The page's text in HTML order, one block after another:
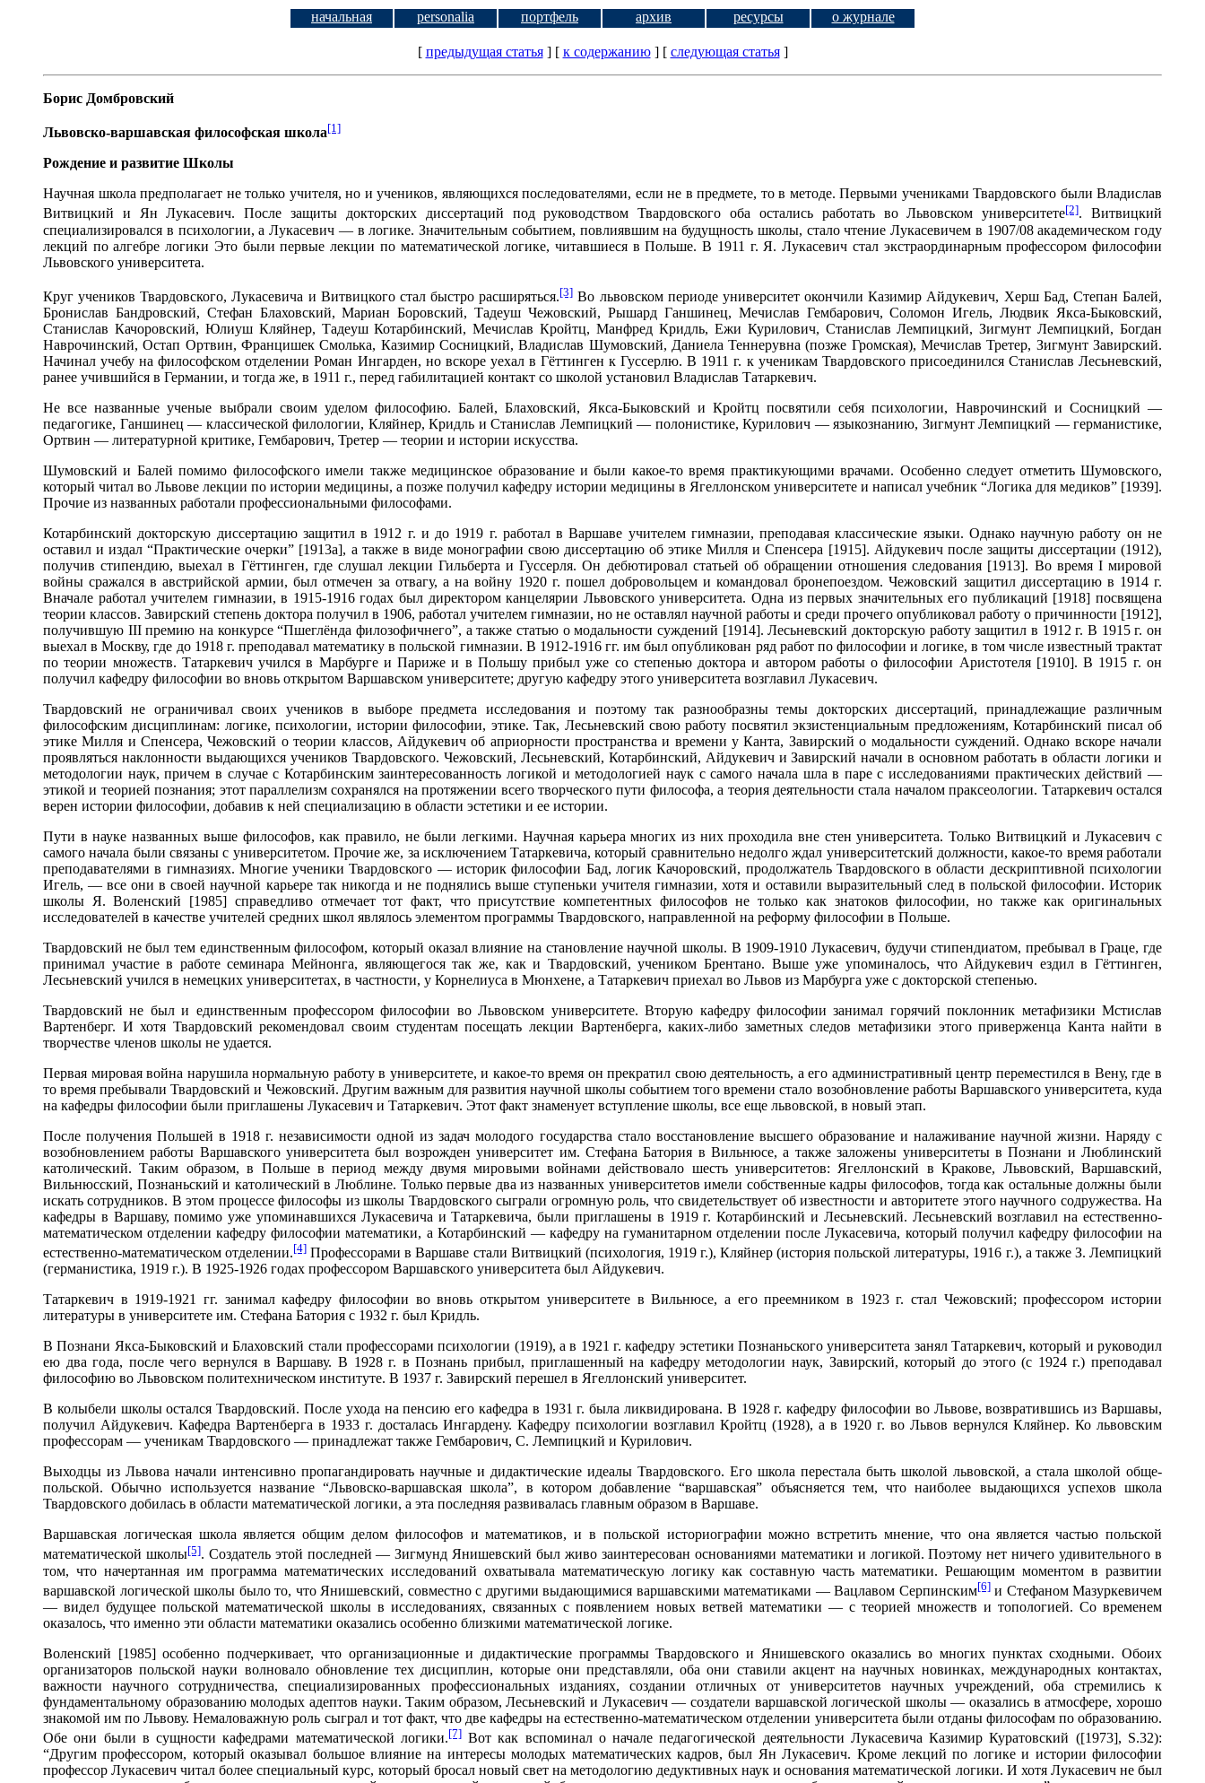
начальная personalia портфель архив ресурсы о журнале
[ предыдущая статья] [ к содержанию] [ следующая статья]
Борис Домбровский
Львовско-варшавская философская школа[1]
Рождение и развитие Школы
Научная школа предполагает не только учителя, но и учеников, являющихся последователями, если не в предмете, то в методе. Первыми учениками Твардовского были Владислав
Витвицкий и Ян Лукасевич. После защиты докторских диссертаций под руководством Твардовского оба остались работать во Львовском университете[2]. Витвицкий
специализировался в психологии, а Лукасевич — в логике. Значительным событием, повлиявшим на будущность школы, стало чтение Лукасевичем в 1907/08 академическом году
лекций по алгебре логики Это были первые лекции по математической логике, читавшиеся в Польше. В 1911 г. Я. Лукасевич стал экстраординарным профессором философии
Львовского университета.
Круг учеников Твардовского, Лукасевича и Витвицкого стал быстро расширяться.[3] Во львовском периоде университет окончили Казимир Айдукевич, Херш Бад, Степан Балей,
Бронислав Бандровский, Стефан Блаховский, Мариан Боровский, Тадеуш Чежовский, Рышард Ганшинец, Мечислав Гембарович, Соломон Игель, Людвик Якса-Быковский,
Станислав Качоровский, Юлиуш Кляйнер, Тадеуш Котарбинский, Мечислав Кройтц, Манфред Кридль, Ежи Курилович, Станислав Лемпицкий, Зигмунт Лемпицкий, Богдан
Наврочинский, Остап Ортвин, Францишек Смолька, Казимир Сосницкий, Владислав Шумовский, Даниела Теннерувна (позже Громская), Мечислав Третер, Зигмунт Завирский.
Начинал учебу на философском отделении Роман Ингарден, но вскоре уехал в Гёттинген к Гуссерлю. В 1911 г. к ученикам Твардовского присоединился Станислав Лесьневский,
ранее учившийся в Германии, и тогда же, в 1911 г., перед габилитацией контакт со школой установил Владислав Татаркевич.
Не все названные ученые выбрали своим уделом философию. Балей, Блаховский, Якса-Быковский и Кройтц посвятили себя психологии, Наврочинский и Сосницкий —
педагогике, Ганшинец — классической филологии, Кляйнер, Кридль и Станислав Лемпицкий — полонистике, Курилович — языкознанию, Зигмунт Лемпицкий — германистике,
Ортвин — литературной критике, Гембарович, Третер — теории и истории искусства.
Шумовский и Балей помимо философского имели также медицинское образование и были какое-то время практикующими врачами. Особенно следует отметить Шумовского,
который читал во Львове лекции по истории медицины, а позже получил кафедру истории медицины в Ягеллонском университете и написал учебник “Логика для медиков” [1939].
Прочие из названных работали профессиональными философами.
Котарбинский докторскую диссертацию защитил в 1912 г. и до 1919 г. работал в Варшаве учителем гимназии, преподавая классические языки. Однако научную работу он не
оставил и издал “Практические очерки” [1913а], а также в виде монографии свою диссертацию об этике Милля и Спенсера [1915]. Айдукевич после защиты диссертации (1912),
получив стипендию, выехал в Гёттинген, где слушал лекции Гильберта и Гуссерля. Он дебютировал статьей об обращении отношения следования [1913]. Во время І мировой
войны сражался в австрийской армии, был отмечен за отвагу, а на войну 1920 г. пошел добровольцем и командовал бронепоездом. Чежовский защитил диссертацию в 1914 г.
Вначале работал учителем гимназии, в 1915-1916 годах был директором канцелярии Львовского университета. Одна из первых значительных его публикаций [1918] посвящена
теории классов. Завирский степень доктора получил в 1906, работал учителем гимназии, но не оставлял научной работы и среди прочего опубликовал работу о причинности [1912],
получившую ІІІ премию на конкурсе “Пшеглёнда филозофичнего”, а также статью о модальности суждений [1914]. Лесьневский докторскую работу защитил в 1912 г. В 1915 г. он
выехал в Москву, где до 1918 г. преподавал математику в польской гимназии. В 1912-1916 гг. им был опубликован ряд работ по философии и логике, в том числе известный трактат
по теории множеств. Татаркевич учился в Марбурге и Париже и в Польшу прибыл уже со степенью доктора и автором работы о философии Аристотеля [1910]. В 1915 г. он
получил кафедру философии во вновь открытом Варшавском университете; другую кафедру этого университета возглавил Лукасевич.
Твардовский не ограничивал своих учеников в выборе предмета исследования и поэтому так разнообразны темы докторских диссертаций, принадлежащие различным
философским дисциплинам: логике, психологии, истории философии, этике. Так, Лесьневский свою работу посвятил экзистенциальным предложениям, Котарбинский писал об
этике Милля и Спенсера, Чежовский о теории классов, Айдукевич об априорности пространства и времени у Канта, Завирский о модальности суждений. Однако вскоре начали
проявляться наклонности выдающихся учеников Твардовского. Чежовский, Лесьневский, Котарбинский, Айдукевич и Завирский начали в основном работать в области логики и
методологии наук, причем в случае с Котарбинским заинтересованность логикой и методологией наук с самого начала шла в паре с исследованиями практических действий —
этикой и теорией познания; этот параллелизм сохранялся на протяжении всего творческого пути философа, а теория деятельности стала началом праксеологии. Татаркевич остался
верен истории философии, добавив к ней специализацию в области эстетики и ее истории.
Пути в науке названных выше философов, как правило, не были легкими. Научная карьера многих из них проходила вне стен университета. Только Витвицкий и Лукасевич с
самого начала были связаны с университетом. Прочие же, за исключением Татаркевича, который сравнительно недолго ждал университетский должности, какое-то время работали
преподавателями в гимназиях. Многие ученики Твардовского — историк философии Бад, логик Качоровский, продолжатель Твардовского в области дескриптивной психологии
Игель, — все они в своей научной карьере так никогда и не поднялись выше ступеньки учителя гимназии, хотя и оставили выразительный след в польской философии. Историк
школы Я. Воленский [1985] справедливо отмечает тот факт, что присутствие компетентных философов не только как знатоков философии, но также как оригинальных
исследователей в качестве учителей средних школ являлось элементом программы Твардовского, направленной на реформу философии в Польше.
Твардовский не был тем единственным философом, который оказал влияние на становление научной школы. В 1909-1910 Лукасевич, будучи стипендиатом, пребывал в Граце, где
принимал участие в работе семинара Мейнонга, являющегося так же, как и Твардовский, учеником Брентано. Выше уже упоминалось, что Айдукевич ездил в Гёттинген,
Лесьневский учился в немецких университетах, в частности, у Корнелиуса в Мюнхене, а Татаркевич приехал во Львов из Марбурга уже с докторской степенью.
Твардовский не был и единственным профессором философии во Львовском университете. Вторую кафедру философии занимал горячий поклонник метафизики Мстислав
Вартенберг. И хотя Твардовский рекомендовал своим студентам посещать лекции Вартенберга, каких-либо заметных следов метафизики этого приверженца Канта найти в
творчестве членов школы не удается.
Первая мировая война нарушила нормальную работу в университете, и какое-то время он прекратил свою деятельность, а его административный центр переместился в Вену, где в
то время пребывали Твардовский и Чежовский. Другим важным для развития научной школы событием того времени стало возобновление работы Варшавского университета, куда
на кафедры философии были приглашены Лукасевич и Татаркевич. Этот факт знаменует вступление школы, все еще львовской, в новый этап.
После получения Польшей в 1918 г. независимости одной из задач молодого государства стало восстановление высшего образование и налаживание научной жизни. Наряду с
возобновлением работы Варшавского университета был возрожден университет им. Стефана Батория в Вильнюсе, а также заложены университеты в Познани и Люблинский
католический. Таким образом, в Польше в период между двумя мировыми войнами действовало шесть университетов: Ягеллонский в Кракове, Львовский, Варшавский,
Вильнюсский, Познаньский и католический в Люблине. Только первые два из названных университетов имели собственные кадры философов, тогда как остальные должны были
искать сотрудников. В этом процессе философы из школы Твардовского сыграли огромную роль, что свидетельствует об известности и авторитете этого научного содружества. На
кафедры в Варшаву, помимо уже упоминавшихся Лукасевича и Татаркевича, были приглашены в 1919 г. Котарбинский и Лесьневский. Лесьневский возглавил на естественно-
математическом отделении кафедру философии математики, а Котарбинский — кафедру на гуманитарном отделении после Лукасевича, который получил кафедру философии на
естественно-математическом отделении.[4] Профессорами в Варшаве стали Витвицкий (психология, 1919 г.), Кляйнер (история польской литературы, 1916 г.), а также З. Лемпицкий
(германистика, 1919 г.). В 1925-1926 годах профессором Варшавского университета был Айдукевич.
Татаркевич в 1919-1921 гг. занимал кафедру философии во вновь открытом университете в Вильнюсе, а его преемником в 1923 г. стал Чежовский; профессором истории
литературы в университете им. Стефана Батория с 1932 г. был Кридль.
В Познани Якса-Быковский и Блаховский стали профессорами психологии (1919), а в 1921 г. кафедру эстетики Познаньского университета занял Татаркевич, который и руководил
ею два года, после чего вернулся в Варшаву. В 1928 г. в Познань прибыл, приглашенный на кафедру методологии наук, Завирский, который до этого (с 1924 г.) преподавал
философию во Львовском политехническом институте. В 1937 г. Завирский перешел в Ягеллонский университет.
В колыбели школы остался Твардовский. После ухода на пенсию его кафедра в 1931 г. была ликвидирована. В 1928 г. кафедру философии во Львове, возвратившись из Варшавы,
получил Айдукевич. Кафедра Вартенберга в 1933 г. досталась Ингардену. Кафедру психологии возглавил Кройтц (1928), а в 1920 г. во Львов вернулся Кляйнер. Ко львовским
профессорам — ученикам Твардовского — принадлежат также Гембарович, С. Лемпицкий и Курилович.
Выходцы из Львова начали интенсивно пропагандировать научные и дидактические идеалы Твардовского. Его школа перестала быть школой львовской, а стала школой обще-
польской. Обычно используется название “Львовско-варшавская школа”, в котором добавление “варшавская” объясняется тем, что наиболее выдающихся успехов школа
Твардовского добилась в области математической логики, а эта последняя развивалась главным образом в Варшаве.
Варшавская логическая школа является общим делом философов и математиков, и в польской историографии можно встретить мнение, что она является частью польской
математической школы[5]. Создатель этой последней — Зигмунд Янишевский был живо заинтересован основаниями математики и логикой. Поэтому нет ничего удивительного в
том, что начертанная им программа математических исследований охватывала математическую логику как составную часть математики. Решающим моментом в развитии
варшавской логической школы было то, что Янишевский, совместно с другими выдающимися варшавскими математиками — Вацлавом Серпинским[6]и Стефаном Мазуркевичем
— видел будущее польской математической школы в исследованиях, связанных с появлением новых ветвей математики — с теорией множеств и топологией. Со временем
оказалось, что именно эти области математики оказались особенно близкими математической логике.
Воленский [1985] особенно подчеркивает, что организационные и дидактические программы Твардовского и Янишевского оказались во многих пунктах сходными. Обоих
организаторов польской науки волновало обновление тех дисциплин, которые они представляли, оба они ставили акцент на научных новинках, международных контактах,
важности научного сотрудничества, специализированных профессиональных изданиях, создании отличных от университетов научных учреждений, оба стремились к
фундаментальному образованию молодых адептов науки. Таким образом, Лесьневский и Лукасевич — создатели варшавской логической школы — оказались в атмосфере, хорошо
знакомой им по Львову. Немаловажную роль сыграл и тот факт, что две кафедры на естественно-математическом отделении университета были отданы философам по образованию.
Обе они были в сущности кафедрами математической логики.[7]Вот как вспоминал о начале педагогической деятельности Лукасевича Казимир Куратовский ([1973], S.32):
“Другим профессором, который оказывал большое влияние на интересы молодых математических кадров, был Ян Лукасевич. Кроме лекций по логике и истории философии
профессор Лукасевич читал более специальный курс, который бросал новый свет на методологию дедуктивных наук и основания математической логики. И хотя Лукасевич не был